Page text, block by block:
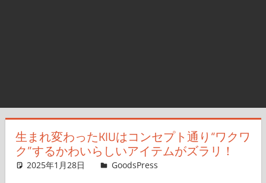
生まれ変わったKIUはコンセプト通り“ワクワ
ク”するかわいらしいアイテムがズラリ！
2025年1月28日 ＆GP
GoodsPress